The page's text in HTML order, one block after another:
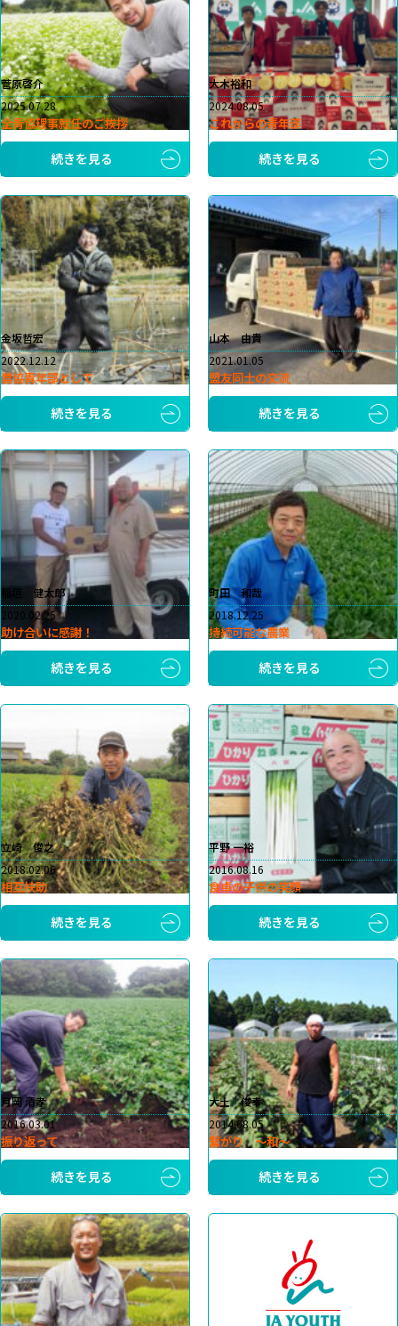
菅原啓介
2025.07.28
全青協理事就任のご挨拶
続きを見る
大木裕和
2024.08.05
これからの青年部
続きを見る
金坂哲宏
2022.12.12
農協青年部として
続きを見る
山本 由貴
2021.01.05
盟友同士の交流
続きを見る
稲垣 健太郎
2020.02.25
助け合いに感謝！
続きを見る
町田 和哉
2018.12.25
持続可能な農業
続きを見る
立崎 俊之
2018.02.06
相互扶助
続きを見る
平野 一裕
2016.08.16
食卓の子供の笑顔
続きを見る
月岡 清孝
2016.03.01
振り返って
続きを見る
大土 俊幸
2014.08.05
繋がり ～和～
続きを見る